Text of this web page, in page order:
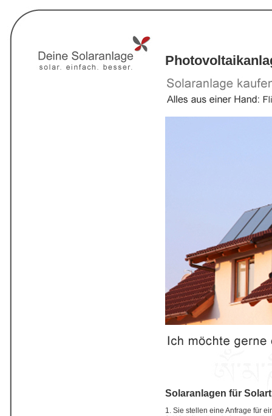
Solaranlagen für
1. Sie stellen eine Anfrage für